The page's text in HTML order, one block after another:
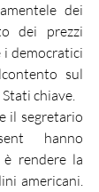
dei
dei prezzi
i democratici
sul
chiave.
il segretario
hanno
è rendere la
americani.